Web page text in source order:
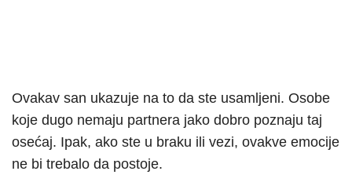
Ovakav san ukazuje na to da ste usamljeni. Osobe
koje dugo nemaju partnera jako dobro poznaju taj
osećaj. Ipak, ako ste u braku ili vezi, ovakve emocije
ne bi trebalo da postoje.